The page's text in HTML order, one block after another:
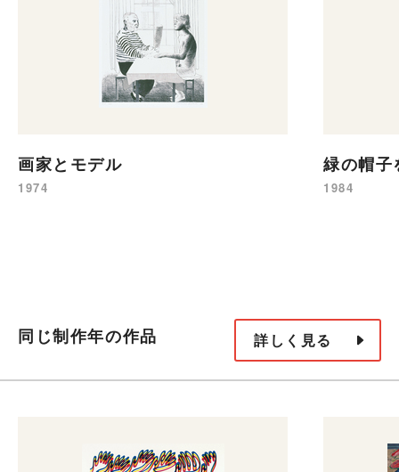
画家とモデル
1974
緑の帽子
1984
同じ制作年の作品 詳しく見る